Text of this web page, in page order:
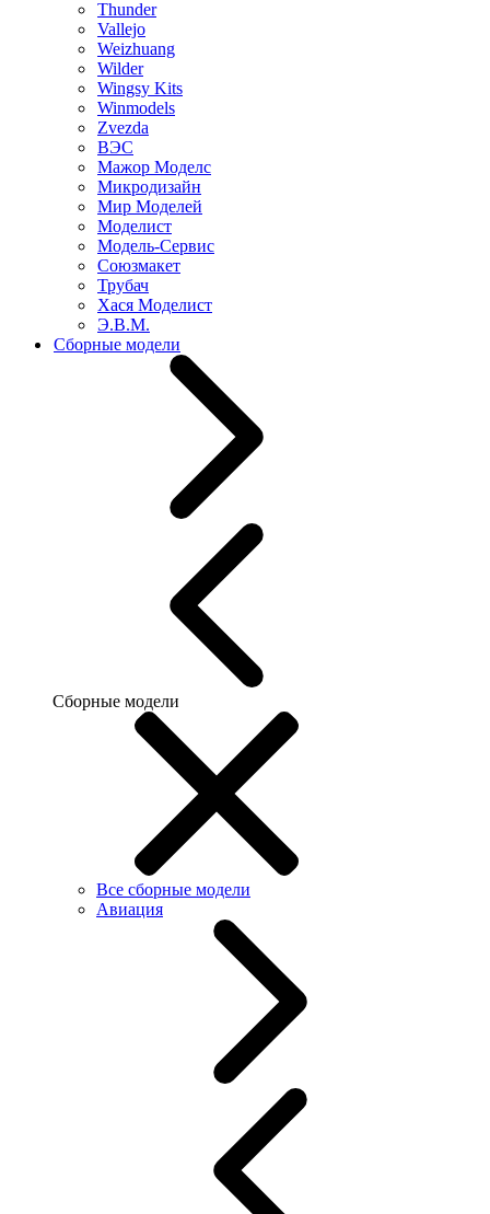
Thunder
Vallejo
Weizhuang
Wilder
Wingsy Kits
Winmodels
Zvezda
ВЭС
Мажор Моделс
Микродизайн
Мир Моделей
Моделист
Модель-Сервис
Союзмакет
Трубач
Хася Моделист
Э.В.М.
Сборные модели
Сборные модели
Все сборные модели
Авиация